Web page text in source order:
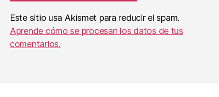
Este sitio usa Akismet para reducir el spam.
Aprende cómo se procesan los datos de tus
comentarios.